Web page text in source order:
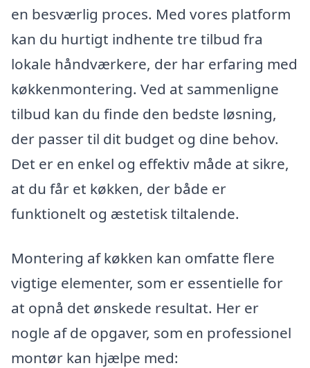
en besværlig proces. Med vores platform
kan du hurtigt indhente tre tilbud fra
lokale håndværkere, der har erfaring med
køkkenmontering. Ved at sammenligne
tilbud kan du finde den bedste løsning,
der passer til dit budget og dine behov.
Det er en enkel og effektiv måde at sikre,
at du får et køkken, der både er
funktionelt og æstetisk tiltalende.
Montering af køkken kan omfatte flere
vigtige elementer, som er essentielle for
at opnå det ønskede resultat. Her er
nogle af de opgaver, som en professionel
montør kan hjælpe med: